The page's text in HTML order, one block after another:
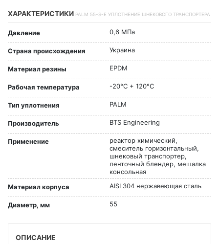
ХАРАКТЕРИСТИКИ PALM 55-S-E УПЛОТНЕНИЕ ШНЕКОВОГО ТРАНСПОРТЕРА
Давление 0,6 МПа
Страна происхождения Украина
Материал резины EPDM
Рабочая температура -20°C + 120°C
Тип уплотнения PALM
Производитель BTS Engineering
Применение
реактор химический,
смеситель горизонтальный,
шнековый транспортер,
ленточный блендер, мешалка
консольная
Материал корпуса
AISI 304 нержавеющая сталь
Диаметр, мм 55
ОПИСАНИЕ